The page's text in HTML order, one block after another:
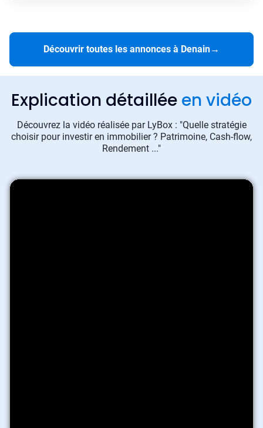
Découvrir toutes les annonces à Denain→
Explication détaillée en vidéo
Découvrez la vidéo réalisée par LyBox : "Quelle stratégie
choisir pour investir en immobilier ? Patrimoine, Cash-flow,
Rendement ..."